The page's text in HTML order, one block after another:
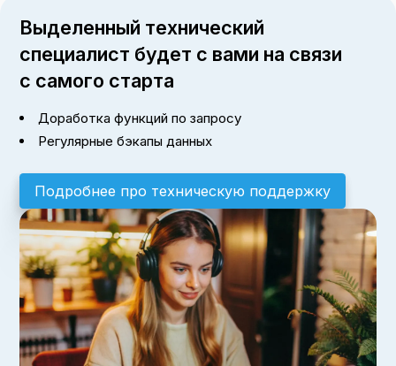
Выделенный технический
специалист будет с вами на связи
с самого старта
Доработка функций по запросу
Регулярные бэкапы данных
Подробнее про техническую поддержку